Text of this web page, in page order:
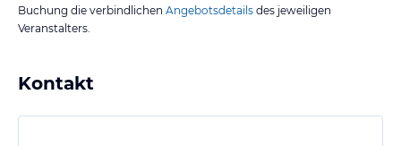
Buchung die verbindlichen Angebotsdetails des jeweiligen
Veranstalters.
Kontakt